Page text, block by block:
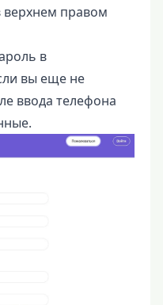
правом
в
вы еще не
ввода телефона